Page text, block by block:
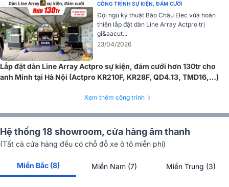
Thiết kế bền bỉ chắc chắn
Thiết kế để có vẻ ngoài sạch sẽ, hiện đại, với các mặt bên kèm theo
và tay cầm tích hợp. Tủ có bốn cổng tần số thấp dạng loe lớn, cho
phép luồng không khí lưu thông ngay cả khi hệ thống lái xe đến giới
hạn.
CÔNG TRÌNH SỰ KIỆN, ĐÁM CƯỚI
Đội ngũ kỹ thuật Bảo Châu Elec vừa hoàn
thiện lắp đặt dàn Line Array Actpro trị
gi&aacut...
23/04/2026
Lắp đặt dàn Line Array Actpro sự kiện, đám cưới hơn 130tr cho
anh Minh tại Hà Nội (Actpro KR210F, KR28F, QD4.13, TMD16,…)
Xem thêm công trình
Hệ thống 18 showroom, cửa hàng âm thanh
(Tất cả cửa hàng đều có chỗ đỗ xe ô tô miễn phí)
Miền Bắc (8) Miền Nam (7) Miền Trung (3)